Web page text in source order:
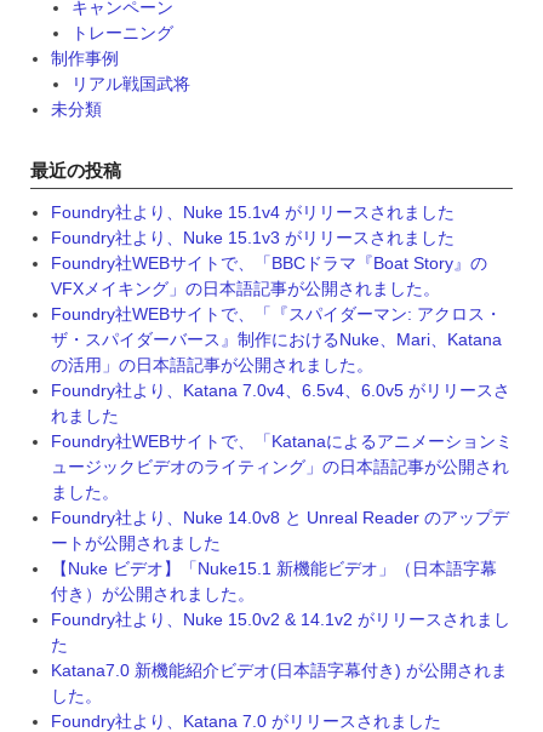
キャンペーン
トレーニング
制作事例
リアル戦国武将
未分類
最近の投稿
Foundry社より、Nuke 15.1v4 がリリースされました
Foundry社より、Nuke 15.1v3 がリリースされました
Foundry社WEBサイトで、「BBCドラマ『Boat Story』の
VFXメイキング」の日本語記事が公開されました。
Foundry社WEBサイトで、「『スパイダーマン: アクロス・
ザ・スパイダーバース』制作におけるNuke、Mari、Katana
の活用」の日本語記事が公開されました。
Foundry社より、Katana 7.0v4、6.5v4、6.0v5 がリリースさ
れました
Foundry社WEBサイトで、「Katanaによるアニメーションミ
ュージックビデオのライティング」の日本語記事が公開され
ました。
Foundry社より、Nuke 14.0v8 と Unreal Reader のアップデ
ートが公開されました
【Nuke ビデオ】「Nuke15.1 新機能ビデオ」（日本語字幕
付き）が公開されました。
Foundry社より、Nuke 15.0v2 & 14.1v2 がリリースされまし
た
Katana7.0 新機能紹介ビデオ(日本語字幕付き) が公開されま
した。
Foundry社より、Katana 7.0 がリリースされました